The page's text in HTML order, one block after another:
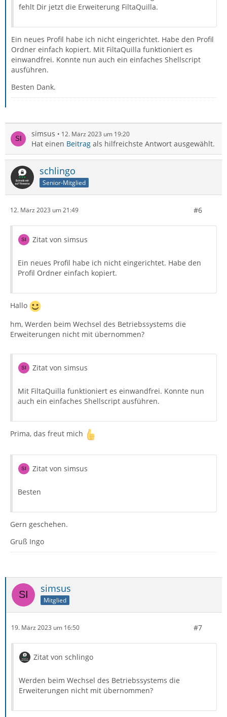
fehlt Dir jetzt die Erweiterung FiltaQuilla.
Ein neues Profil habe ich nicht eingerichtet. Habe den Profil
Ordner einfach kopiert. Mit FiltaQuilla funktioniert es
einwandfrei. Konnte nun auch ein einfaches Shellscript
ausführen.
Besten Dank.
simsus 12. März 2023 um 19:20
Hat einen Beitrag als hilfreichste Antwort ausgewählt.
schlingo
Senior-Mitglied
12. März 2023 um 21:49 #6
Zitat von simsus
Ein neues Profil habe ich nicht eingerichtet. Habe den
Profil Ordner einfach kopiert.
Hallo
hm, Werden beim Wechsel des Betriebssystems die
Erweiterungen nicht mit übernommen?
Zitat von simsus
Mit FiltaQuilla funktioniert es einwandfrei. Konnte nun
auch ein einfaches Shellscript ausführen.
Prima, das freut mich
Zitat von simsus
Besten
Gern geschehen.
Gruß Ingo
simsus
Mitglied
19. März 2023 um 16:50 #7
Zitat von schlingo
Werden beim Wechsel des Betriebssystems die
Erweiterungen nicht mit übernommen?